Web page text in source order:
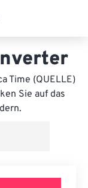
Time (QUELLE)
Sie auf das